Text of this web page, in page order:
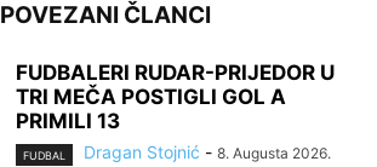
POVEZANI ČLANCI
FUDBALERI RUDAR-PRIJEDOR U
TRI MEČA POSTIGLI GOL A
PRIMILI 13
FUDBAL Dragan Stojnić - 8. Augusta 2026.